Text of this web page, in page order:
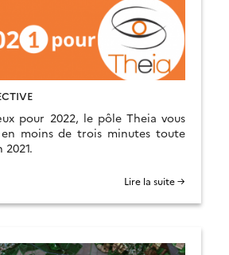
pour 2022, le pôle Theia vous
moins de trois minutes toute
Lire la suite →